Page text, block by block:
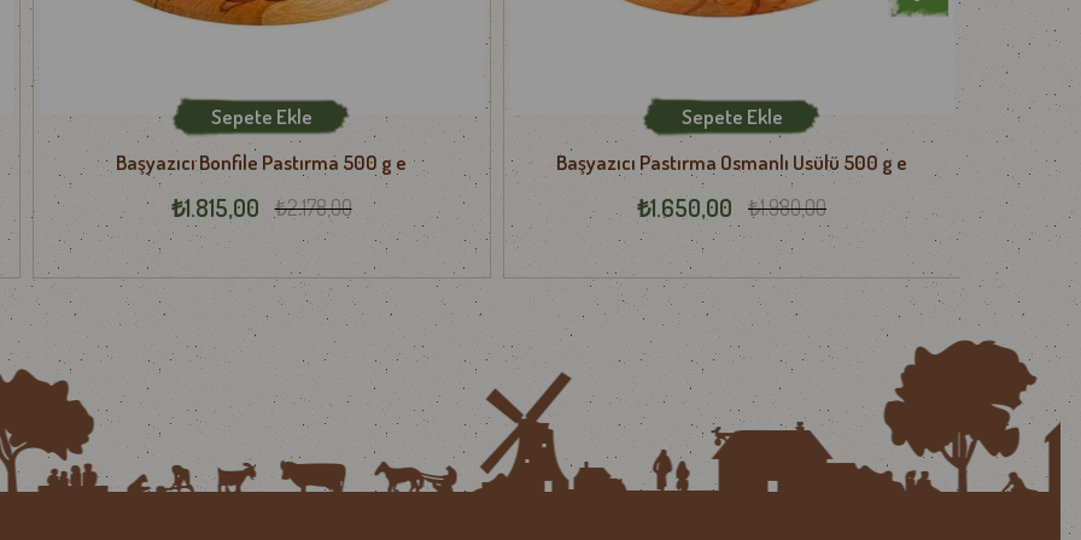
teslimat sürecinde yaşadığınız herhangi bir sorunu info@gurmepark.com.tr
Başyazıcı Bonfile Pastırma 500 g e
₺1.815,00 ₺2.178,00
Sepete Ekle
Başyazıcı Pastırma Osmanlı Usülü 500 g e
₺1.650,00 ₺1.980,00
Sepete Ekle